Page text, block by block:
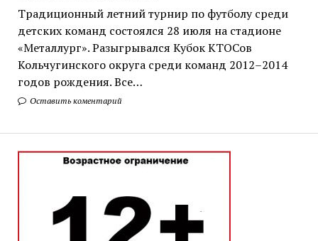
Традиционный летний турнир по футболу среди
детских команд состоялся 28 июля на стадионе
«Металлург». Разыгрывался Кубок КТОСов
Кольчугинского округа среди команд 2012–2014
годов рождения. Все…
Оставить коментарий